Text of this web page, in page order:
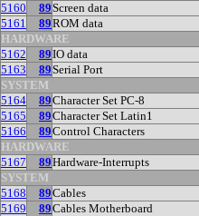
5160
89Screen data
5161
89ROM data
HARDWARE
5162
89IO data
5163
89Serial Port
SYSTEM
5164
89Character Set PC-8
5165
89Character Set Latin1
5166
89Control Characters
HARDWARE
5167
89Hardware-Interrupts
SYSTEM
5168
89Cables
5169
89Cables Motherboard